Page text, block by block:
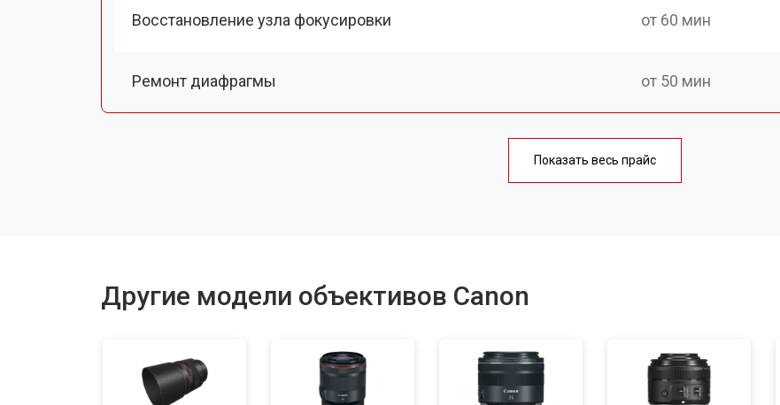
Восстановление узла фокусировки от 60 мин
Ремонт диафрагмы от 50 мин
от 60 мин
Ремонт шлейфа оптического стабилизатора от 80 мин
Показать весь прайс
Другие модели объективов Canon